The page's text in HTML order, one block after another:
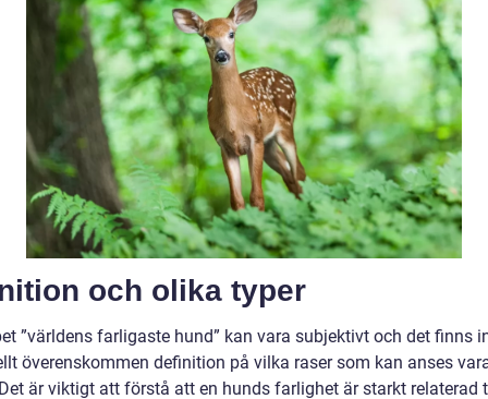
och olika typer
”världens farligaste hund” kan vara subjektivt och det finns
överenskommen definition på vilka raser som kan anses
är viktigt att förstå att en hunds farlighet är starkt relaterad